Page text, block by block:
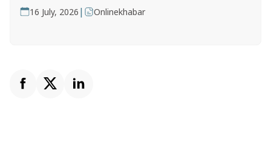
16 July, 2026 | Onlinekhabar